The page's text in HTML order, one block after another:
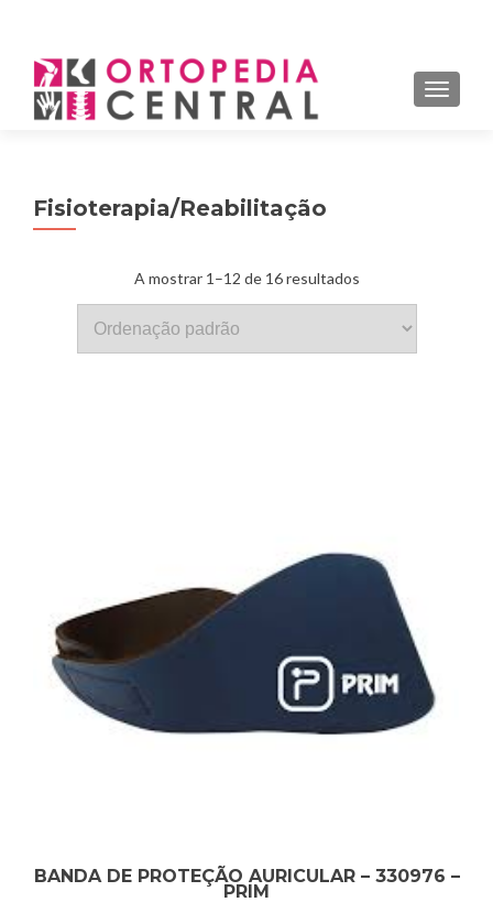
Fisioterapia/Reabilitação
A mostrar 1–12 de 16 resultados
BANDA DE PROTEÇÃO AURICULAR – 330976 –
PRIM